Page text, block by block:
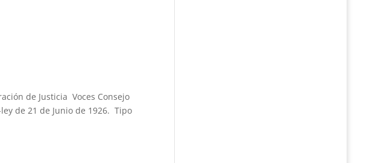
de Justicia Voces Consejo
de 21 de Junio de 1926. Tipo